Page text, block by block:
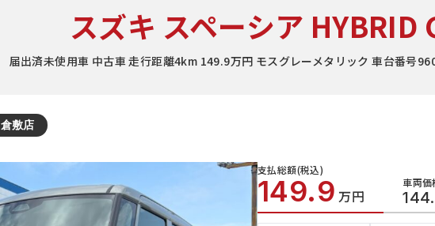
スズキ スペーシア HYBRID
届出済未使用車 中古車 走行距離4km 149.9万円 モスグレーメタリック 車台番号
倉敷店
支払総額(税込)
149.9 万円
車両価